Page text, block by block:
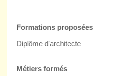
Formations proposées
Diplôme d'architecte
Métiers formés